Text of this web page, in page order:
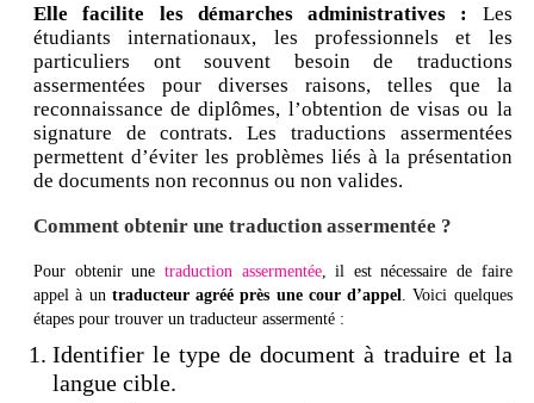
Elle facilite les démarches administratives : Les
étudiants internationaux, les professionnels et les
particuliers ont souvent besoin de traductions
assermentées pour diverses raisons, telles que la
reconnaissance de diplômes, l’obtention de visas ou la
signature de contrats. Les traductions assermentées
permettent d’éviter les problèmes liés à la présentation
de documents non reconnus ou non valides.
Comment obtenir une traduction assermentée ?
Pour obtenir une traduction assermentée, il est nécessaire de faire
appel à untraducteur agréé près une cour d’appel. Voici quelques
étapes pour trouver un traducteur assermenté :
Identifier le type de document à traduire et la
langue cible.